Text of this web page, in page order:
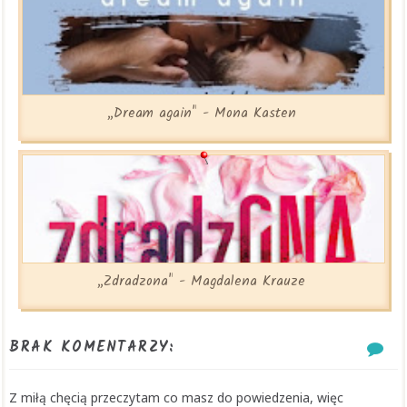
„Dream again" - Mona Kasten
„Zdradzona" - Magdalena Krauze
BRAK KOMENTARZY:
Z miłą chęcią przeczytam co masz do powiedzenia, więc